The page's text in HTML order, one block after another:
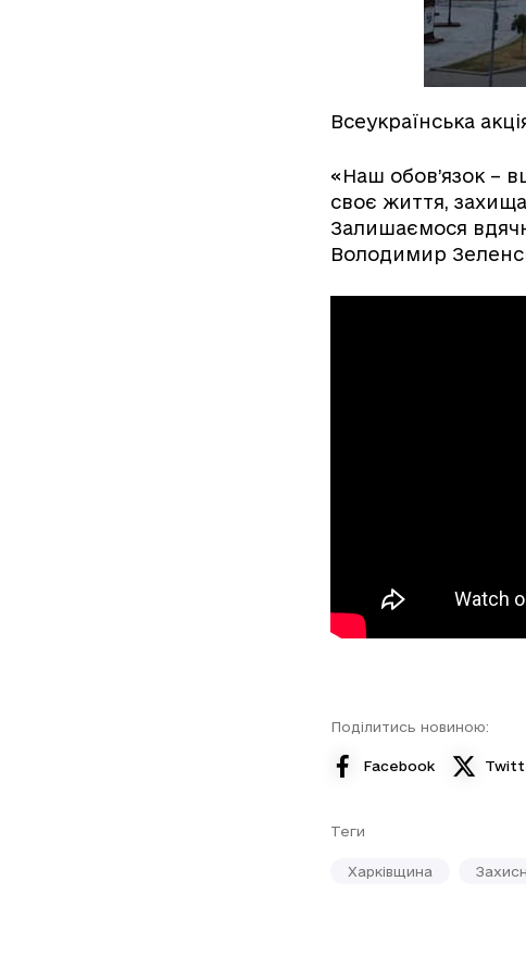
Всеукраїнська
«Наш обов’язок –
своє життя,
Залишаємося
Володимир
Поділитись новиною:
Facebook
Теги
Харківщина